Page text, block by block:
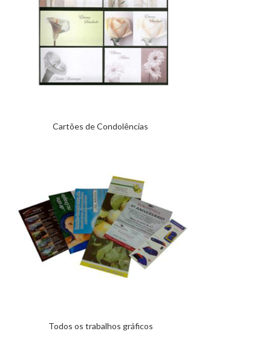
Cartões de Condolências
Todos os trabalhos gráficos